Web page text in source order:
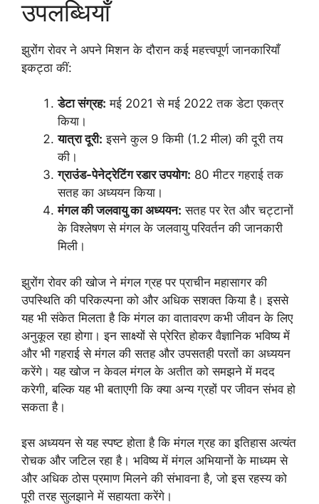
उपलब्धियाँ
झुरोंग रोवर ने अपने मिशन के दौरान कई महत्त्वपूर्ण जानकारियाँ
इकट्ठा कीं:
डेटा संग्रह: मई 2021 से मई 2022 तक डेटा एकत्र
किया।
यात्रा दूरी: इसने कुल 9 किमी (1.2 मील) की दूरी तय
की।
ग्राउंड-पेनेट्रेटिंग रडार उपयोग: 80 मीटर गहराई तक
सतह का अध्ययन किया।
मंगल की जलवायु का अध्ययन: सतह पर रेत और चट्टानों
के विश्लेषण से मंगल के जलवायु परिवर्तन की जानकारी
मिली।
झुरोंग रोवर की खोज ने मंगल ग्रह पर प्राचीन महासागर की
उपस्थिति की परिकल्पना को और अधिक सशक्त किया है। इससे
यह भी संकेत मिलता है कि मंगल का वातावरण कभी जीवन के लिए
अनुकूल रहा होगा। इन साक्ष्यों से प्रेरित होकर वैज्ञानिक भविष्य में
और भी गहराई से मंगल की सतह और उपसतही परतों का अध्ययन
करेंगे। यह खोज न केवल मंगल के अतीत को समझने में मदद
करेगी, बल्कि यह भी बताएगी कि क्या अन्य ग्रहों पर जीवन संभव हो
सकता है।
इस अध्ययन से यह स्पष्ट होता है कि मंगल ग्रह का इतिहास अत्यंत
रोचक और जटिल रहा है। भविष्य में मंगल अभियानों के माध्यम से
और अधिक ठोस प्रमाण मिलने की संभावना है, जो इस रहस्य को
पूरी तरह सुलझाने में सहायता करेंगे।